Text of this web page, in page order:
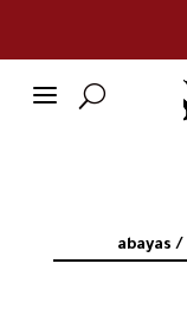
a U
abayas /